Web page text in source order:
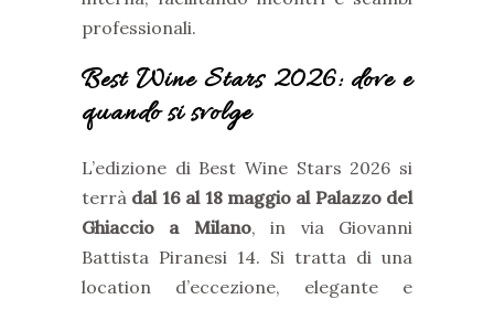
professionali.
Best Wine Stars 2026: dove e
quando si svolge
L’edizione di Best Wine Stars 2026 si
terrà dal 16 al 18 maggio al Palazzo del
Ghiaccio a Milano, in via Giovanni
Battista Piranesi 14. Si tratta di una
location d’eccezione, elegante e